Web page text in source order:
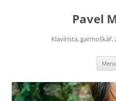
Pavel
Klavírista, garmoškář,
Menu